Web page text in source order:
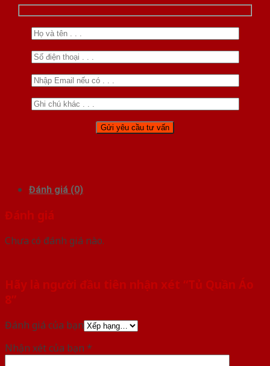
Đánh giá (0)
Đánh giá
Chưa có đánh giá nào.
Hãy là người đầu tiên nhận xét “Tủ Quần Áo
8”
Đánh giá của bạn
Nhận xét của bạn *